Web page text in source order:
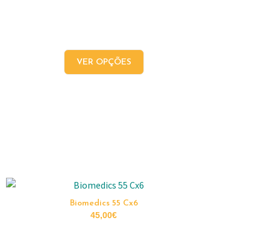
VER OPÇÕES
Biomedics 55 Cx6
45,00€